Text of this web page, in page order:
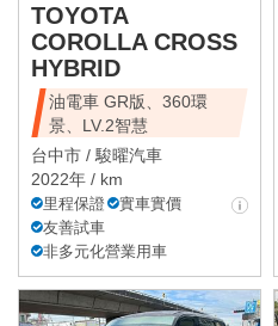
TOYOTA
COROLLA CROSS
HYBRID
油電車 GR版、360環
景、LV.2智慧
台中市 / 駿曜汽車
2022年 / km
里程保證
實車實價
友善試車
非多元化營業用車